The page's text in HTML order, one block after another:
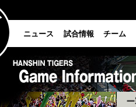
ニュース 試合情報 チーム